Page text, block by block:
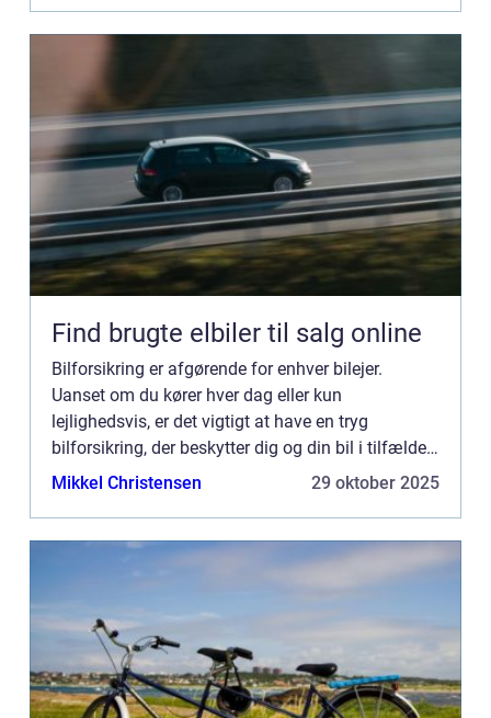
Find brugte elbiler til salg online
Bilforsikring er afgørende for enhver bilejer.
Uanset om du kører hver dag eller kun
lejlighedsvis, er det vigtigt at have en tryg
bilforsikring, der beskytter dig og din bil i tilfælde
af uheld eller skader. I denne artikel vil v...
Mikkel Christensen 29 oktober 2025